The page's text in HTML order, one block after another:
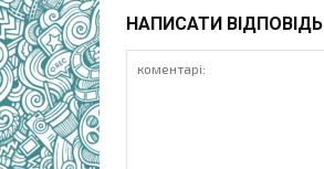
НАПИСАТИ ВІДПОВІДЬ